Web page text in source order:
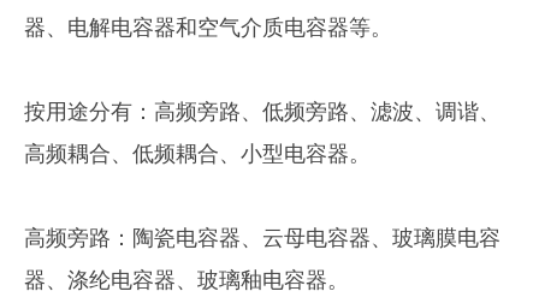
器、电解电容器和空气介质电容器等。
按用途分有：高频旁路、低频旁路、滤波、调谐、
高频耦合、低频耦合、小型电容器。
高频旁路：陶瓷电容器、云母电容器、玻璃膜电容
器、涤纶电容器、玻璃釉电容器。